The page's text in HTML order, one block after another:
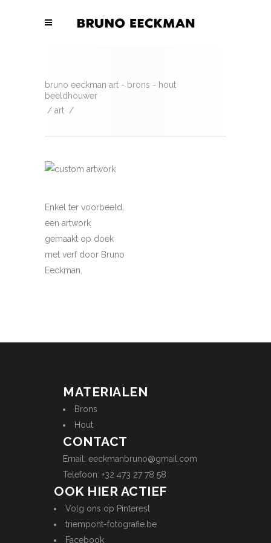
bruno eeckman art - brons - hout
beeldhouwer
/ art /
Enkel ter voorbeeld,
een artwork
gemaakt op doek
met verf door Bruno
Eeckman.
MATERIALEN
Brons
Hout
CONTACT
Email: eeckmanbruno@gmail.com
Telefoon: +32 473 27 78 58
OOK HIER ACTIEF
Volg ons op Pinterest
triempont-fotografie.be
Facebook